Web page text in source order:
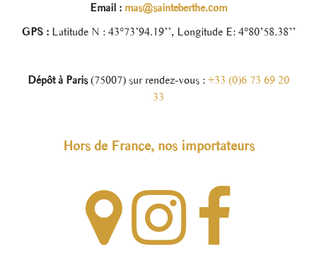
Email : mas@sainteberthe.com
GPS :Latitude N : 43°73’94.19’’, Longitude E: 4°80’58.38’’
Dépôt à Paris(75007) sur rendez-vous : +33 (0)6 73 69 20
33
Hors de France, nos importateurs